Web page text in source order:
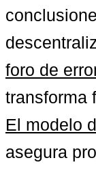
foro de
El modelo
asegura